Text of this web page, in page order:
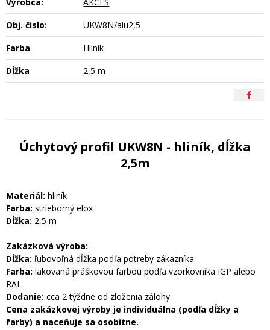
Obj. čislo:
UKW8N/alu2,5
Farba
Hliník
Dĺžka
2,5 m
Úchytový profil UKW8N - hliník, dĺžka
2,5m
Materiál: hliník
Farba: strieborný elox
Dĺžka: 2,5 m
Zakázková výroba:
Dĺžka: ľubovoľná dĺžka podľa potreby zákazníka
Farba: lakovaná práškovou farbou podľa vzorkovníka IGP alebo
RAL
Dodanie: cca 2 týždne od zloženia zálohy
Cena zakázkovej výroby je individuálna (podľa dĺžky a
farby) a naceňuje sa osobitne.